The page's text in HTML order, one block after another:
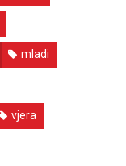
mladi
vjera